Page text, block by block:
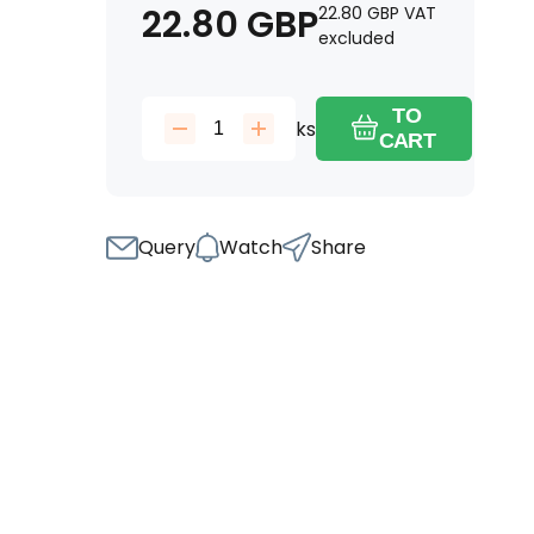
22.80 GBP22.80 GBP VAT
excluded
ks
TO
CART
Query Watch Share